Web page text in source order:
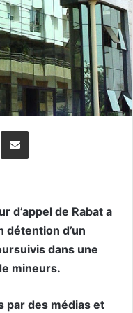
Telegram
d’appel de Rabat a
détention d’un
dans une
mineurs.
par des médias et